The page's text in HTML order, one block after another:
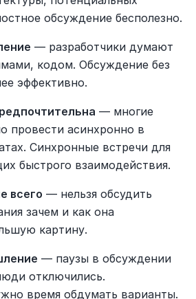
обсуждение бесполезно.
— разработчики думают
кодом. Обсуждение без
эффективно.
— многие
провести асинхронно в
Синхронные встречи для
быстрого взаимодействия.
всего — нельзя обсудить
зачем и как она
картину.
— паузы в обсуждении
отключились.
время обдумать варианты.